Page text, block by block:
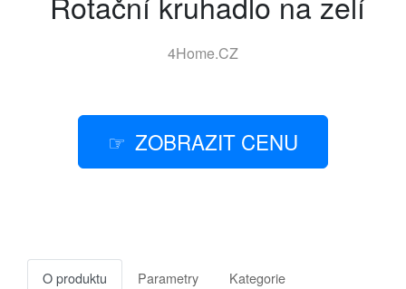
4Home.CZ
ZOBRAZIT CENU
O produktu Parametry Kategorie